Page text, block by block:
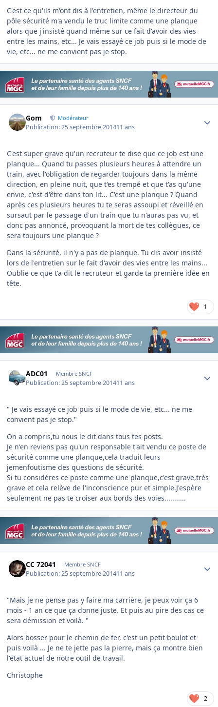
C'est ce qu'ils m'ont dis à l'entretien, même le directeur du
pôle sécurité m'a vendu le truc limite comme une planque
alors que j'insisté quand même sur ce fait d'avoir des vies
entre les mains, etc... Je vais essayé ce job puis si le mode de
vie, etc... ne me convient pas je stop.
Gom Modérateur
Publication:25 septembre 201411 ans
C'est super grave qu'un recruteur te dise que ce job est une
planque... Quand tu passes plusieurs heures à attendre un
train, avec l'obligation de regarder toujours dans la même
direction, en pleine nuit, que t'es trempé et que t'as qu'une
envie, c'est d'être dans ton lit... C'est une planque ? Quand
après ces plusieurs heures tu te seras assoupi et réveillé en
sursaut par le passage d'un train que tu n'auras pas vu, et
donc pas annoncé, provoquant la mort de tes collègues, ce
sera toujours une planque ?
Dans la sécurité, il n'y a pas de planque. Tu dis avoir insisté
lors de l'entretien sur le fait d'avoir des vies entre les mains...
Oublie ce que t'a dit le recruteur et garde ta première idée en
tête.
1
ADC01 Membre SNCF
Publication:25 septembre 201411 ans
" Je vais essayé ce job puis si le mode de vie, etc... ne me
convient pas je stop."
On a compris,tu nous le dit dans tous tes posts.
Je n'en reviens pas qu'un responsable t'ait vendu ce poste de
sécurité comme une planque,cela traduit leurs
jemenfoutisme des questions de sécurité.
Si tu considéres ce poste comme une planque,c'est grave,très
grave et cela relève de l'inconscience pur et simple.J'espère
seulement ne pas te croiser aux bords des voies...........
CC 72041 Membre SNCF
Publication:25 septembre 201411 ans
"Mais je ne pense pas y faire ma carrière, je peux voir ça 6
mois - 1 an ce que ça donne juste. Et puis au pire des cas ce
sera démission et voilà. "
Alors bosser pour le chemin de fer, c'est un petit boulot et
puis voilà ... Je ne te jette pas la pierre, mais ça montre bien
l'état actuel de notre outil de travail.
Christophe
2